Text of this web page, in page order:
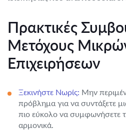
Πρακτικές
Μετόχους
Επιχειρήσεων
Ξεκινήστε Νωρίς: Μην
πρόβλημα για να συντάξετε
πιο εύκολο να συμφωνήσετε
αρμονικά.